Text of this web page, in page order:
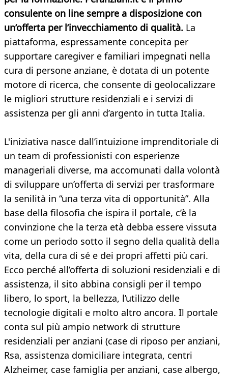
consulente on line sempre a disposizione con
un’offerta per l’invecchiamento di qualità. La
piattaforma, espressamente concepita per
supportare caregiver e familiari impegnati nella
cura di persone anziane, è dotata di un potente
motore di ricerca, che consente di geolocalizzare
le migliori strutture residenziali e i servizi di
assistenza per gli anni d’argento in tutta Italia.
L'iniziativa nasce dall’intuizione imprenditoriale di
un team di professionisti con esperienze
manageriali diverse, ma accomunati dalla volontà
di sviluppare un’offerta di servizi per trasformare
la senilità in “una terza vita di opportunità”. Alla
base della filosofia che ispira il portale, c’è la
convinzione che la terza età debba essere vissuta
come un periodo sotto il segno della qualità della
vita, della cura di sé e dei propri affetti più cari.
Ecco perché all’offerta di soluzioni residenziali e di
assistenza, il sito abbina consigli per il tempo
libero, lo sport, la bellezza, l’utilizzo delle
tecnologie digitali e molto altro ancora. Il portale
conta sul più ampio network di strutture
residenziali per anziani (case di riposo per anziani,
Rsa, assistenza domiciliare integrata, centri
Alzheimer, case famiglia per anziani, case albergo,